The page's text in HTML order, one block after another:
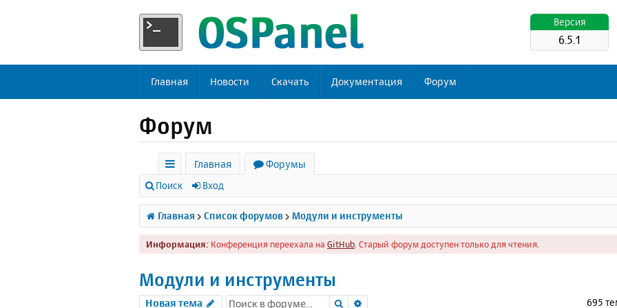
Версия
6.5.1
Главная Новости Скачать Документация Форум
Форум
с
ы
л
к
Главная
Форумы
Поиск Вход
Главная Список форумов Модули и инструменты
Информация: Конференция переехала на GitHub . Старый форум доступен только для чтения.
Модули и инструменты
Новая тема Поиск 695